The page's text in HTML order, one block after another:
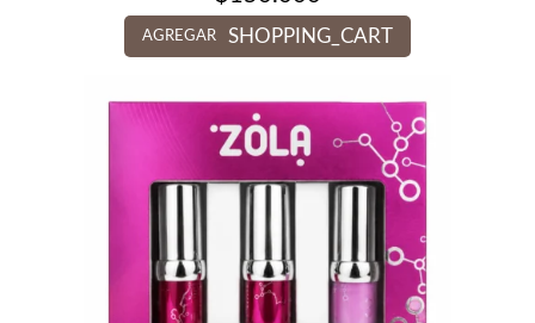
AGREGAR SHOPPING_CART